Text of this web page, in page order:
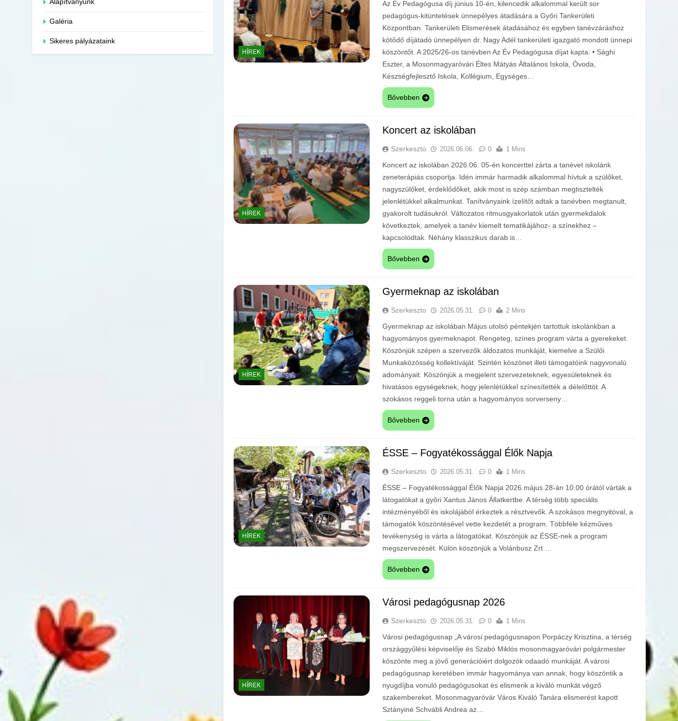
Alapítványunk
Galéria
Sikeres pályázataink
HÍREK
Az Év Pedagógusa díj június 10-én, kilencedik alkalommal került sor
pedagógus-kitüntetések ünnepélyes átadására a Győri Tankerületi
Központban. Tankerületi Elismerések átadásához és egyben tanévzáráshoz
kötődő díjátadó ünnepélyen dr. Nagy Adél tankerületi igazgató mondott ünnepi
köszöntőt. A 2025/26-os tanévben Az Év Pedagógusa díjat kapta: • Sághi
Eszter, a Mosonmagyaróvári Éltes Mátyás Általános Iskola, Óvoda,
Készségfejlesztő Iskola, Kollégium, Egységes…
Bővebben
HÍREK
Koncert az iskolában
Szerkeszto 2026.06.06. 0 1 Mins
Koncert az iskolában 2026.06. 05-én koncerttel zárta a tanévet iskolánk
zeneterápiás csoportja. Idén immár harmadik alkalommal hívtuk a szülőket,
nagyszülőket, érdeklődőket, akik most is szép számban megtisztelték
jelenlétükkel alkalmunkat. Tanítványaink ízelítőt adtak a tanévben megtanult,
gyakorolt tudásukról. Változatos ritmusgyakorlatok után gyermekdalok
következtek, amelyek a tanév kiemelt tematikájához- a színekhez –
kapcsolódtak. Néhány klasszikus darab is…
Bővebben
HÍREK
Gyermeknap az iskolában
Szerkeszto 2026.05.31. 0 2 Mins
Gyermeknap az iskolában Május utolsó péntekjén tartottuk iskolánkban a
hagyományos gyermeknapot. Rengeteg, színes program várta a gyerekeket.
Köszönjük szépen a szervezők áldozatos munkáját, kiemelve a Szülői
Munkaközösség kollektíváját. Szintén köszönet illeti támogatóink nagyvonalú
adományait. Köszönjük a megjelent szervezeteknek, egyesületeknek és
hivatásos egységeknek, hogy jelenlétükkel színesítették a délelőttöt. A
szokásos reggeli torna után a hagyományos sorverseny…
Bővebben
HÍREK
ÉSSE – Fogyatékossággal Élők Napja
Szerkeszto 2026.05.31. 0 1 Mins
ÉSSE – Fogyatékossággal Élők Napja 2026.május 28-án 10.00 órától várták a
látogatókat a győri Xantus János Állatkertbe. A térség több speciális
intézményéből és iskolájából érkeztek a résztvevők. A szokásos megnyitóval, a
támogatók köszöntésével vette kezdetét a program. Többféle kézműves
tevékenység is várta a látogatókat. Köszönjük az ÉSSE-nek a program
megszervezését. Külön köszönjük a Volánbusz Zrt….
Bővebben
HÍREK
Városi pedagógusnap 2026
Szerkeszto 2026.05.31. 0 1 Mins
Városi pedagógusnap „A városi pedagógusnapon Porpáczy Krisztina, a térség
országgyűlési képviselője és Szabó Miklós mosonmagyaróvári polgármester
köszönte meg a jövő generációiért dolgozók odaadó munkáját. A városi
pedagógusnap keretében immár hagyománya van annak, hogy köszöntik a
nyugdíjba vonuló pedagógusokat és elismerik a kiváló munkát végző
szakembereket. Mosonmagyaróvár Város Kiváló Tanára elismerést kapott
Sztányiné Schvábli Andrea az…